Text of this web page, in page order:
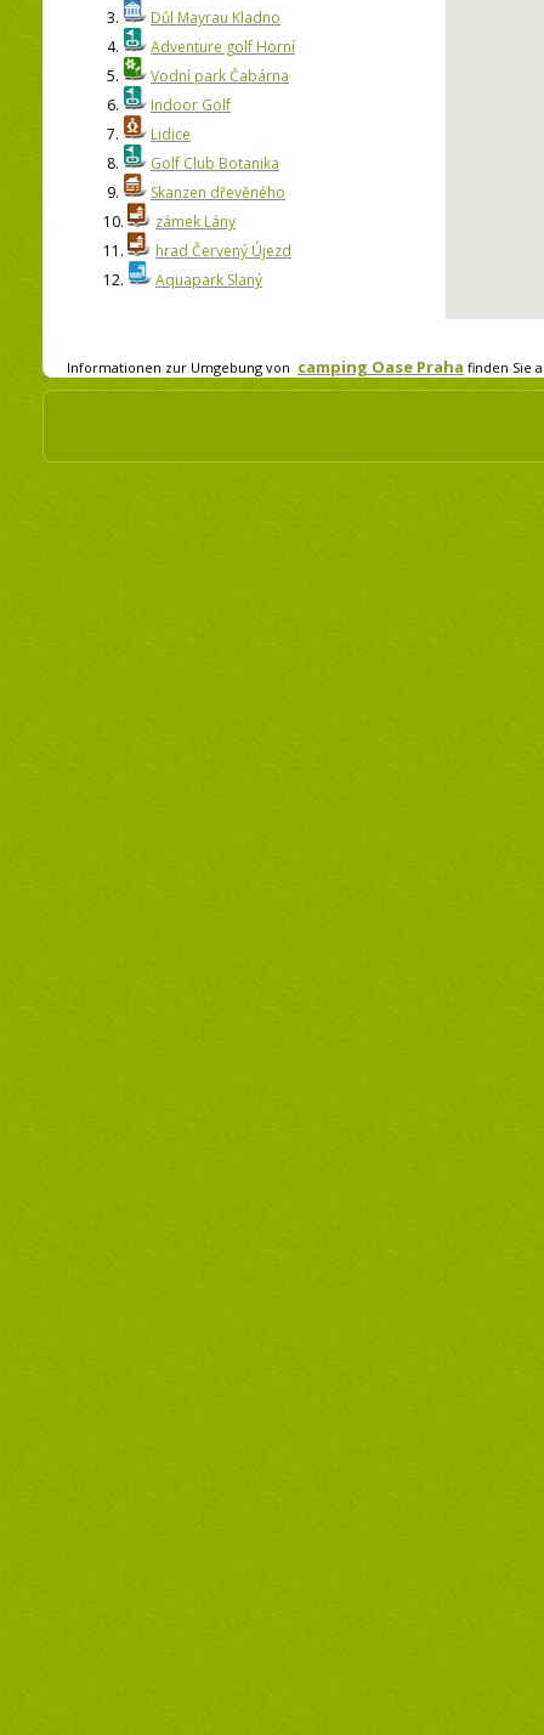
3.
Důl Mayrau Kladno
4.
Adventure golf Horní
5.
Vodní park Čabárna
6.
Indoor Golf
7.
Lidice
8.
Golf Club Botanika
9.
Skanzen dřevěného
10.
zámek Lány
11.
hrad Červený Újezd
12.
Aquapark Slaný
Informationen zur Umgebung von camping Oase Praha finden Sie